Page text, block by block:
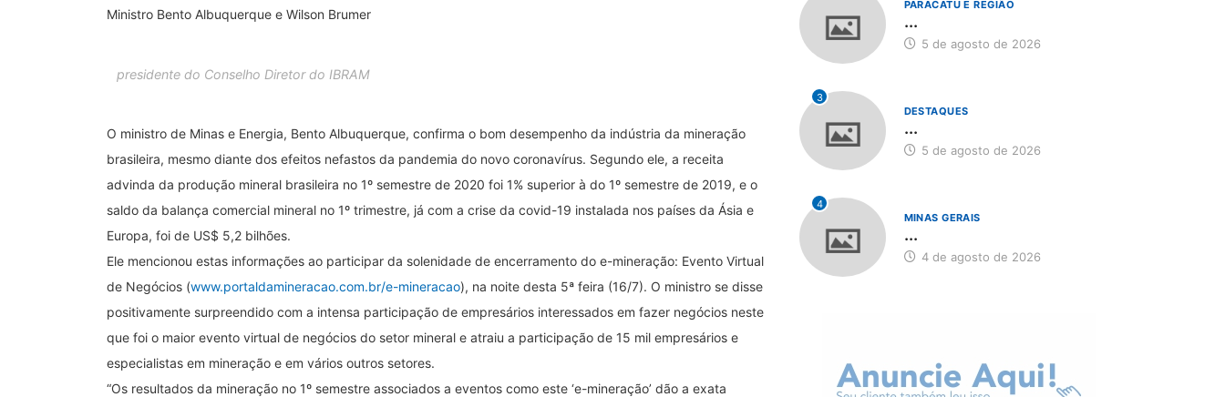
Ministro Bento Albuquerque e Wilson Brumer
presidente do Conselho Diretor do IBRAM
O ministro de Minas e Energia, Bento Albuquerque, confirma o bom desempenho da indústria da mineração
brasileira, mesmo diante dos efeitos nefastos da pandemia do novo coronavírus. Segundo ele, a receita
advinda da produção mineral brasileira no 1º semestre de 2020 foi 1% superior à do 1º semestre de 2019, e o
saldo da balança comercial mineral no 1º trimestre, já com a crise da covid-19 instalada nos países da Ásia e
Europa, foi de US$ 5,2 bilhões.
Ele mencionou estas informações ao participar da solenidade de encerramento do e-mineração: Evento Virtual
de Negócios (www.portaldamineracao.com.br/e-mineracao), na noite desta 5ª feira (16/7). O ministro se disse
positivamente surpreendido com a intensa participação de empresários interessados em fazer negócios neste
que foi o maior evento virtual de negócios do setor mineral e atraiu a participação de 15 mil empresários e
especialistas em mineração e em vários outros setores.
“Os resultados da mineração no 1º semestre associados a eventos como este ‘e-mineração’ dão a exata
PARACATU E REGIÃO
...
5 de agosto de 2026
3
DESTAQUES
...
5 de agosto de 2026
4
MINAS GERAIS
...
4 de agosto de 2026